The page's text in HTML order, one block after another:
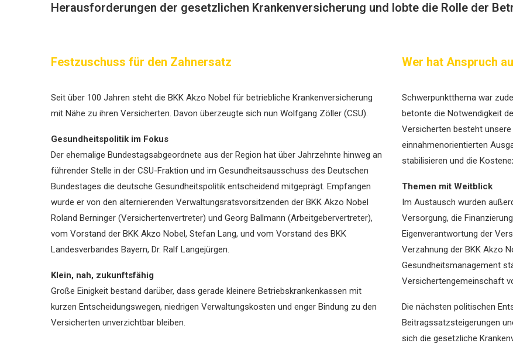
Herausforderungen der gesetzlichen Krankenversicherung und lobte die Rolle der
Festzuschuss für den Zahnersatz
Seit über 100 Jahren steht die BKK Akzo Nobel für betriebliche Krankenversicherung
mit Nähe zu ihren Versicherten. Davon überzeugte sich nun Wolfgang Zöller (CSU).
Gesundheitspolitik im Fokus
Der ehemalige Bundestagsabgeordnete aus der Region hat über Jahrzehnte hinweg an
führender Stelle in der CSU-Fraktion und im Gesundheitsausschuss des Deutschen
Bundestages die deutsche Gesundheitspolitik entscheidend mitgeprägt. Empfangen
wurde er von den alternierenden Verwaltungsratsvorsitzenden der BKK Akzo Nobel
Roland Berninger (Versichertenvertreter) und Georg Ballmann (Arbeitgebervertreter),
vom Vorstand der BKK Akzo Nobel, Stefan Lang, und vom Vorstand des BKK
Landesverbandes Bayern, Dr. Ralf Langejürgen.
Klein, nah, zukunftsfähig
Große Einigkeit bestand darüber, dass gerade kleinere Betriebskrankenkassen mit
kurzen Entscheidungswegen, niedrigen Verwaltungskosten und enger Bindung zu den
Versicherten unverzichtbar bleiben.
Wer hat Anspruch
Schwerpunktthema war
betonte die Notwendigkeit
Versicherten besteht
einnahmenorientierten
stabilisieren und die
Themen mit Weitblick
Im Austausch wurden
Versorgung, die
Eigenverantwortung der
Verzahnung der BKK Akzo
Gesundheitsmanagement
Versichertengemeinschaft
Die nächsten politischen
Beitragssatzsteigerungen
sich die gesetzliche